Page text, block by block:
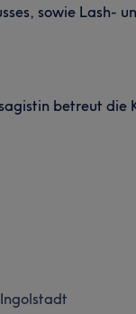
sowie Lash-
betreut die
Ingolstadt